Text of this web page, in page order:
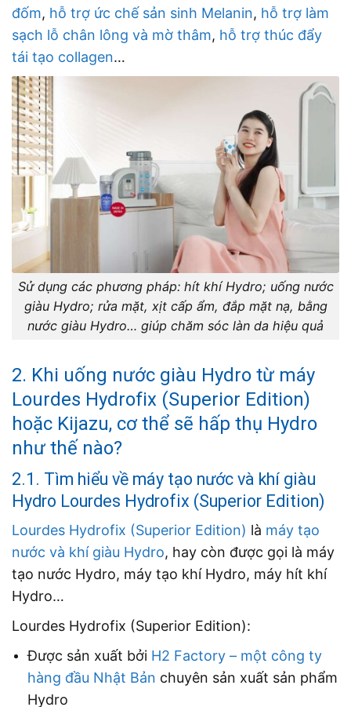
đốm, hỗ trợ ức chế sản sinh Melanin, hỗ trợ làm
sạch lỗ chân lông và mờ thâm, hỗ trợ thúc đẩy
tái tạo collagen…
Sử dụng các phương pháp: hít khí Hydro; uống nước
giàu Hydro; rửa mặt, xịt cấp ẩm, đắp mặt nạ, bằng
nước giàu Hydro… giúp chăm sóc làn da hiệu quả
2. Khi uống nước giàu Hydro từ máy
Lourdes Hydrofix (Superior Edition)
hoặc Kijazu, cơ thể sẽ hấp thụ Hydro
như thế nào?
2.1. Tìm hiểu về máy tạo nước và khí giàu
Hydro Lourdes Hydrofix (Superior Edition)
Lourdes Hydrofix (Superior Edition) là máy tạo
nước và khí giàu Hydro, hay còn được gọi là máy
tạo nước Hydro, máy tạo khí Hydro, máy hít khí
Hydro…
Lourdes Hydrofix (Superior Edition):
Được sản xuất bởi H2 Factory – một công ty
hàng đầu Nhật Bản chuyên sản xuất sản phẩm
Hydro